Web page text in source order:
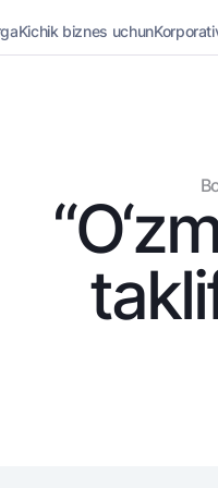
Onlayn-bank
(Milliy)
Kichik biznes uchun